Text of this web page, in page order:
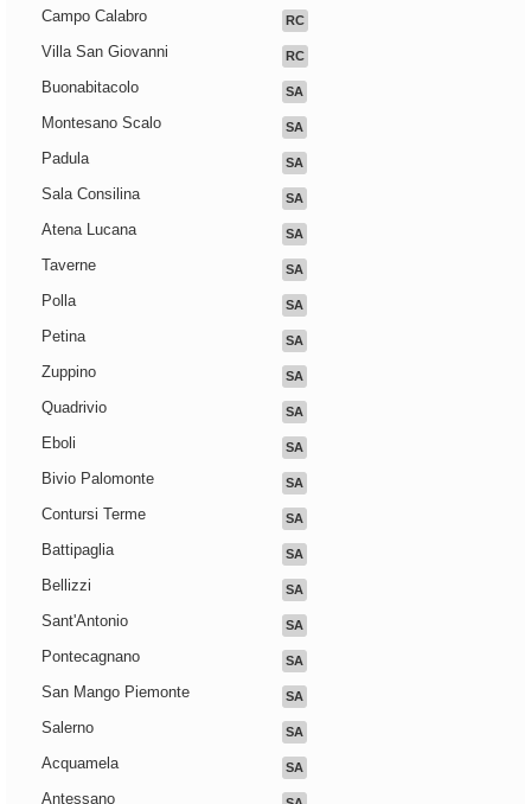
Campo Calabro
RC
Villa San Giovanni RC
Buonabitacolo SA
Montesano Scalo SA
Padula SA
Sala Consilina SA
Atena Lucana SA
Taverne SA
Polla SA
Petina SA
Zuppino SA
Quadrivio SA
Eboli SA
Bivio Palomonte SA
Contursi Terme SA
Battipaglia SA
Bellizzi SA
Sant'Antonio SA
Pontecagnano SA
San Mango Piemonte SA
Salerno SA
Acquamela SA
Antessano